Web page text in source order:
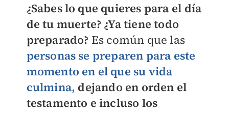
¿Sabes lo que quieres para el día
de tu muerte? ¿Ya tiene todo
preparado? Es común que las
personas se preparen para este
momento en el que su vida
culmina, dejando en orden el
testamento e incluso los